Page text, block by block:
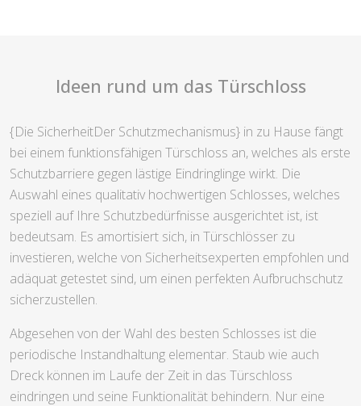
Ideen rund um das Türschloss
{Die SicherheitDer Schutzmechanismus} in zu Hause fängt
bei einem funktionsfähigen Türschloss an, welches als erste
Schutzbarriere gegen lästige Eindringlinge wirkt. Die
Auswahl eines qualitativ hochwertigen Schlosses, welches
speziell auf Ihre Schutzbedürfnisse ausgerichtet ist, ist
bedeutsam. Es amortisiert sich, in Türschlösser zu
investieren, welche von Sicherheitsexperten empfohlen und
adäquat getestet sind, um einen perfekten Aufbruchschutz
sicherzustellen.
Abgesehen von der Wahl des besten Schlosses ist die
periodische Instandhaltung elementar. Staub wie auch
Dreck können im Laufe der Zeit in das Türschloss
eindringen und seine Funktionalität behindern. Nur eine